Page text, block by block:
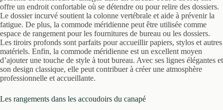
offre un endroit confortable où se détendre ou pour relire des dossiers.
Le dossier incurvé soutient la colonne vertébrale et aide à prévenir la
fatigue. De plus, la commode méridienne peut être utilisée comme
espace de rangement pour les fournitures de bureau ou les dossiers.
Les tiroirs profonds sont parfaits pour accueillir papiers, stylos et autres
matériels. Enfin, la commode méridienne est un excellent moyen
d’ajouter une touche de style à tout bureau. Avec ses lignes élégantes et
son design classique, elle peut contribuer à créer une atmosphère
professionnelle et accueillante.
Les rangements dans les accoudoirs du canapé